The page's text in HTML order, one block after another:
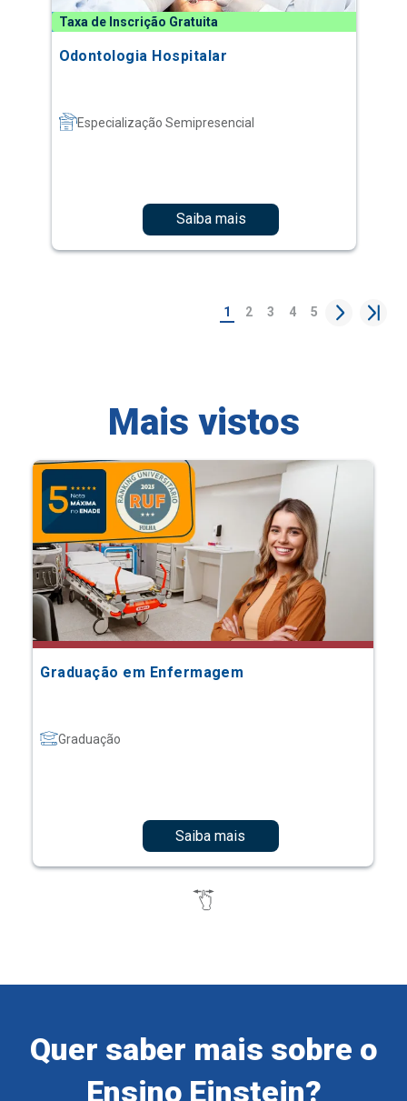
Taxa de Inscrição Gratuita
Odontologia Hospitalar
Especialização Semipresencial
Saiba mais
1 2 3 4 5
Mais vistos
Graduação em Enfermagem
Graduação
Saiba mais
Quer saber mais sobre o
Ensino Einstein?